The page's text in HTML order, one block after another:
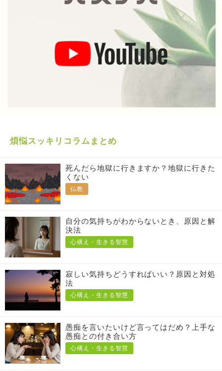
煩悩スッキリコラムまとめ
死んだら地獄に行きますか？地獄に行きた
くない
仏教
自分の気持ちがわからないとき、原因と解
決法
心構え・生きる智慧
寂しい気持ちどうすればいい？原因と対処
法
心構え・生きる智慧
愚痴を言いたいけど言ってはだめ？上手な
愚痴との付き合い方
心構え・生きる智慧